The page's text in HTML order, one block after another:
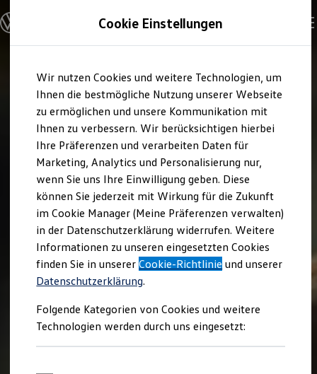
Hauptinhalt
springen
Footer
springen
Modelle und Konfigurator
Konfigurator
Modelle vergleichen
Elektroautos
ENERGY Sondermodelle
Nutzfahrzeuge
SUV und CUV
Familienautos
Kombis
Kompaktwagen
Sportwagen
Schnell verfügbare Fahrzeuge
Angebote und Produkte
Aktuelle Angebote
E-Auto-Förderung
Volkswagen Marktplatz
Die ENERGY Sondermodelle
Junge Gebrauchtwagen und Gebrauchtwagen
Volkswagen Zertifizierte Gebrauchtwagen
Elektromobilität bei Gebrauchtwagen
Saisonangebote
Reifenpakete
Leasing
Leasing-Angebote
Cookie Einstellungen
Wir nutzen Cookies und weitere Technologien, um
Ihnen die bestmögliche Nutzung unserer Webseite
zu ermöglichen und unsere Kommunikation mit
Ihnen zu verbessern. Wir berücksichtigen hierbei
Ihre Präferenzen und verarbeiten Daten für
Marketing, Analytics und Personalisierung nur,
wenn Sie uns Ihre Einwilligung geben. Diese
können Sie jederzeit mit Wirkung für die Zukunft
im Cookie Manager (Meine Präferenzen verwalten)
in der Datenschutzerklärung widerrufen. Weitere
Informationen zu unseren eingesetzten Cookies
finden Sie in unsererCookie-Richtlinie und unserer
Datenschutzerklärung.
Folgende Kategorien von Cookies und weitere
Technologien werden durch uns eingesetzt: